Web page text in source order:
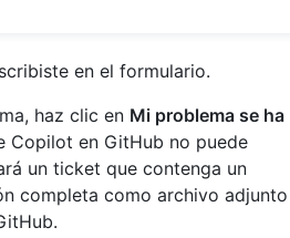
en el formulario.
haz clic en Mi problema se ha
Copilot en GitHub no puede
un ticket que contenga un
completa como archivo adjunto